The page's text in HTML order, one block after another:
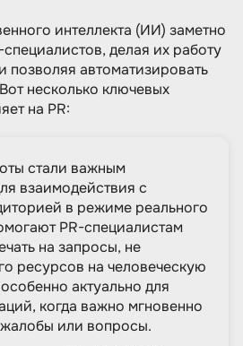
интеллекта (ИИ) заметно
делая их работу
позволяя автоматизировать
несколько ключевых
на PR:
стали важным
взаимодействия с
в режиме реального
PR-специалистам
на запросы, не
ресурсов на человеческую
актуально для
когда важно мгновенно
или вопросы.